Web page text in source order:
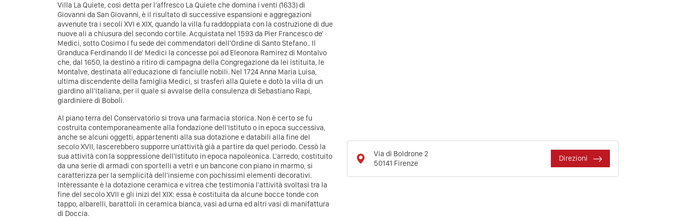
Villa La Quiete, così detta per l'affresco La Quiete che domina i venti (1633) di
Giovanni da San Giovanni, è il risultato di successive espansioni e aggregazioni
avvenute tra i secoli XVI e XIX, quando la villa fu raddoppiata con la costruzione di due
nuove ali a chiusura del secondo cortile. Acquistata nel 1593 da Pier Francesco de'
Medici, sotto Cosimo I fu sede dei commendatori dell'Ordine di Santo Stefano.. Il
Granduca Ferdinando II de' Medici la concesse poi ad Eleonora Ramirez di Montalvo
che, dal 1650, la destinò a ritiro di campagna della Congregazione da lei istituita, le
Montalve, destinata all'educazione di fanciulle nobili. Nel 1724 Anna Maria Luisa,
ultima discendente della famiglia Medici, si trasferì alla Quiete e dotò la villa di un
giardino all'italiana, per il quale si avvalse della consulenza di Sebastiano Rapi,
giardiniere di Boboli.
Al piano terra del Conservatorio si trova una farmacia storica. Non è certo se fu
costruita contemporaneamente alla fondazione dell'Istituto o in epoca successiva,
anche se alcuni oggetti, appartenenti alla sua dotazione e databili alla fine del
secolo XVII, lascerebbero supporre un'attività già a partire da quel periodo. Cessò la
sua attività con la soppressione dell'Istituto in epoca napoleonica. L'arredo, costituito
da una serie di armadi con sportelli a vetri e un bancone con piano in marmo, si
caratterizza per la semplicità dell'insieme con pochissimi elementi decorativi.
Interessante è la dotazione ceramica e vitrea che testimonia l'attività svoltasi tra la
fine del secolo XVII e gli inizi del XIX: essa è costituita da alcune bocce tonde con
tappo, albarelli, barattoli in ceramica bianca, vasi ad urna ed altri vasi di manifattura
di Doccia.
Via di Boldrone 2
50141 Firenze
Direzioni